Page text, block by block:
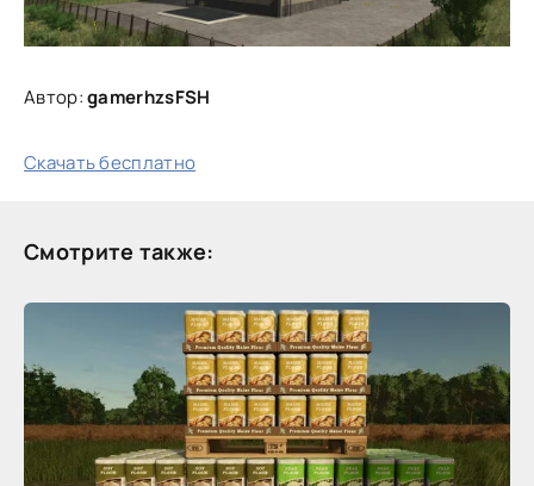
Автор:gamerhzsFSH
Скачать бесплатно
Смотрите также: